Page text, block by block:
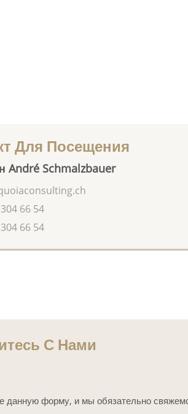
Для Посещения
André Schmalzbauer
66 54
66 54
С Нами
данную форму, и мы обязательно